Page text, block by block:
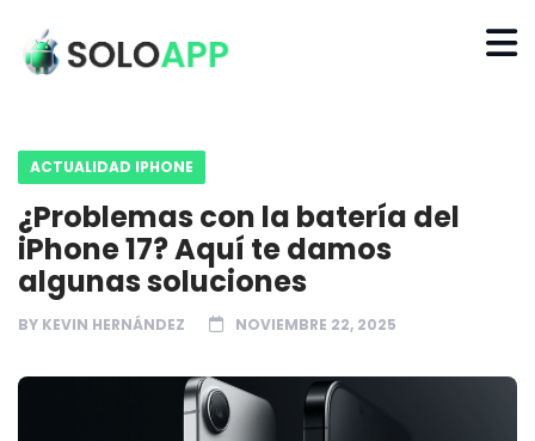
ACTUALIDAD IPHONE
¿Problemas con la batería del
iPhone 17? Aquí te damos
algunas soluciones
BY KEVIN HERNÁNDEZ NOVIEMBRE 22, 2025